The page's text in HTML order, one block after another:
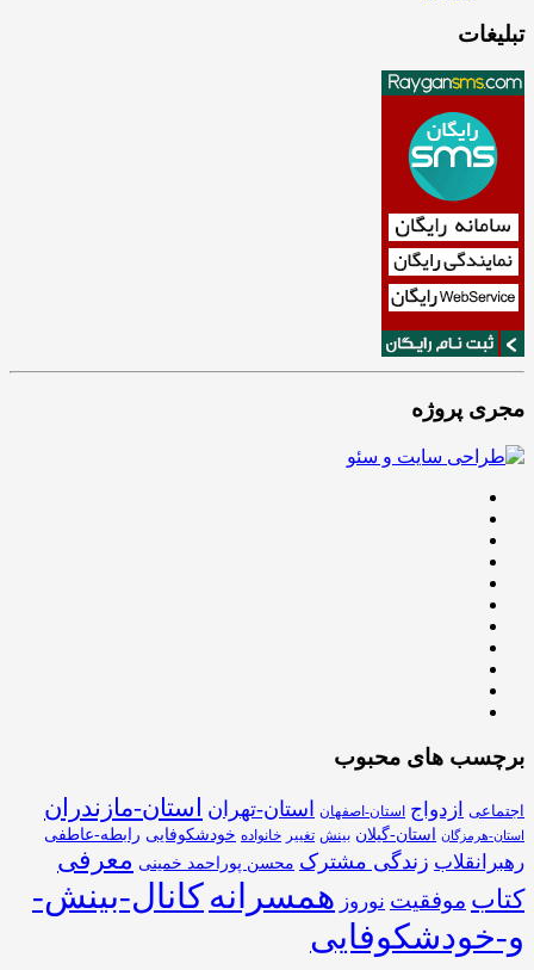
تبلیغات
مجری پروژه
برچسب های محبوب
اجتماعی ازدواج استان-اصفهان استان-تهران استان-مازندران
استان-هرمزگان استان-گیلان بینش تغییر خانواده خودشکوفایی رابطه-عاطفی
رهبرانقلاب زندگی مشترک محسن پوراحمد خمینی معرفی
کتاب موفقیت نوروز همسرانهکانال-بینش-
و-خودشکوفایی